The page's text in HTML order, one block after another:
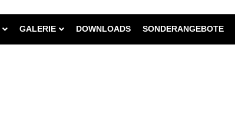
GALERIE DOWNLOADS SONDERANGEBOTE